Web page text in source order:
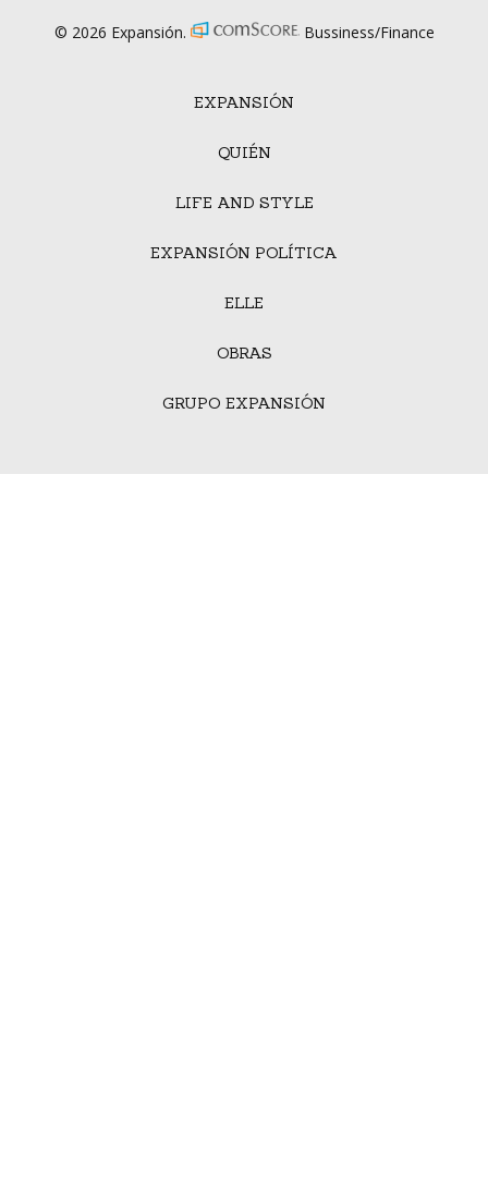
EXPANSIÓN
QUIÉN
LIFE AND STYLE
EXPANSIÓN POLÍTICA
ELLE
OBRAS
GRUPO EXPANSIÓN
© 2026 Expansión. Bussiness/Finance